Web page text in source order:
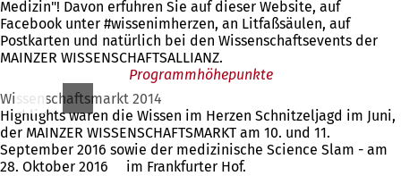
Medizin"! Davon erfuhren Sie auf dieser Website, auf
Facebook unter #wissenimherzen, an Litfaßsäulen, auf
Postkarten und natürlich bei den Wissenschaftsevents der
MAINZER WISSENSCHAFTSALLIANZ.
Programmhöhepunkte
Wissenschaftsmarkt 2014
Highlights waren die Wissen im Herzen Schnitzeljagd im Juni,
der MAINZER WISSENSCHAFTSMARKT am 10. und 11.
September 2016 sowie der medizinische Science Slam - am
28. Oktober 2016
(Öffnet
im Frankfurter Hof.